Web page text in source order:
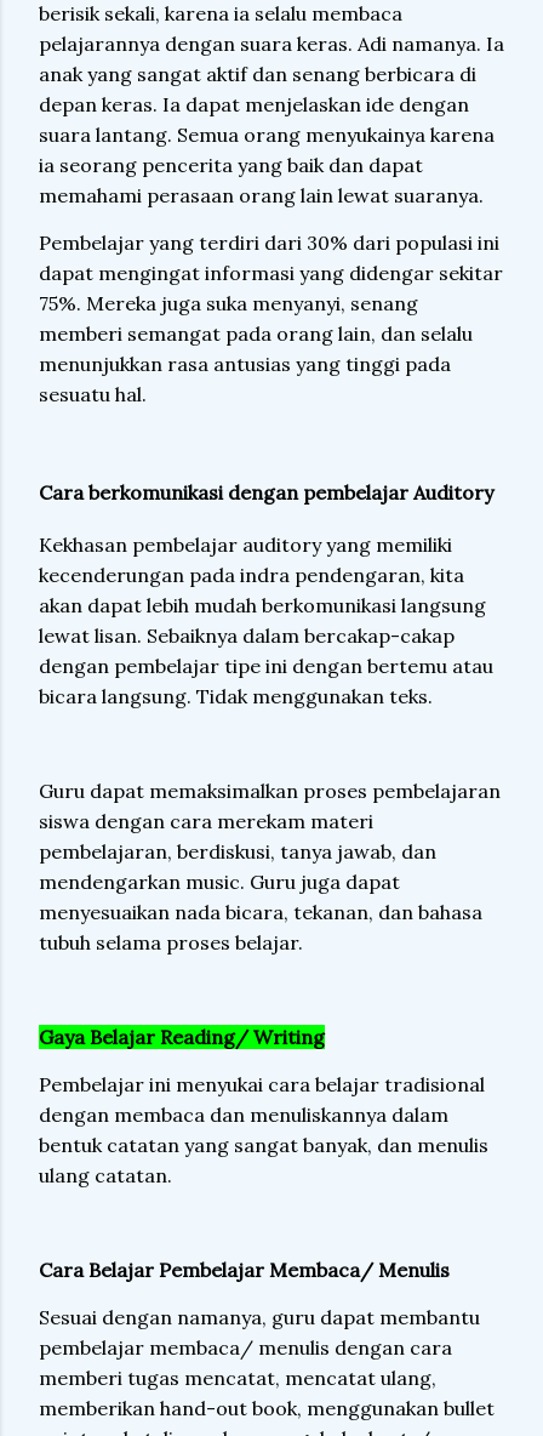
berisik sekali, karena ia selalu membaca
pelajarannya dengan suara keras. Adi namanya. Ia
anak yang sangat aktif dan senang berbicara di
depan keras. Ia dapat menjelaskan ide dengan
suara lantang. Semua orang menyukainya karena
ia seorang pencerita yang baik dan dapat
memahami perasaan orang lain lewat suaranya.
Pembelajar yang terdiri dari 30% dari populasi ini
dapat mengingat informasi yang didengar sekitar
75%. Mereka juga suka menyanyi, senang
memberi semangat pada orang lain, dan selalu
menunjukkan rasa antusias yang tinggi pada
sesuatu hal.
Cara berkomunikasi dengan pembelajar Auditory
Kekhasan pembelajar auditory yang memiliki
kecenderungan pada indra pendengaran, kita
akan dapat lebih mudah berkomunikasi langsung
lewat lisan. Sebaiknya dalam bercakap-cakap
dengan pembelajar tipe ini dengan bertemu atau
bicara langsung. Tidak menggunakan teks.
Guru dapat memaksimalkan proses pembelajaran
siswa dengan cara merekam materi
pembelajaran, berdiskusi, tanya jawab, dan
mendengarkan music. Guru juga dapat
menyesuaikan nada bicara, tekanan, dan bahasa
tubuh selama proses belajar.
Gaya Belajar Reading/ Writing
Pembelajar ini menyukai cara belajar tradisional
dengan membaca dan menuliskannya dalam
bentuk catatan yang sangat banyak, dan menulis
ulang catatan.
Cara Belajar Pembelajar Membaca/ Menulis
Sesuai dengan namanya, guru dapat membantu
pembelajar membaca/ menulis dengan cara
memberi tugas mencatat, mencatat ulang,
memberikan hand-out book, menggunakan bullet